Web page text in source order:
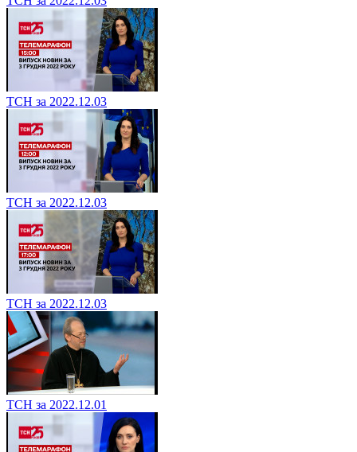
ТСН за 2022.12.03
ТСН за 2022.12.03
ТСН за 2022.12.03
ТСН за 2022.12.01